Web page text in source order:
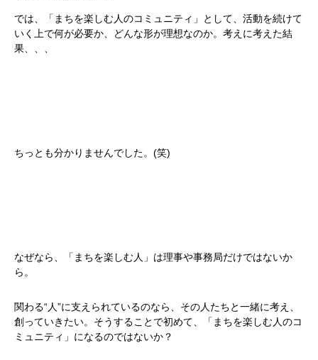
では、「まちを楽しむ人のコミュニティ」として、活動を続けて
いく上で何が必要か、どんな形が理想なのか。考えに考えた結
果、、、
ちっとも分かりませんでした。(笑)
なぜなら、「まちを楽しむ人」は理事や事務局だけではないか
ら。
関わる“人”に支えられているのなら、その人たちと一緒に考え、
創っていきたい。そうすることで初めて、「まちを楽しむ人のコ
ミュニティ」になるのではないか？